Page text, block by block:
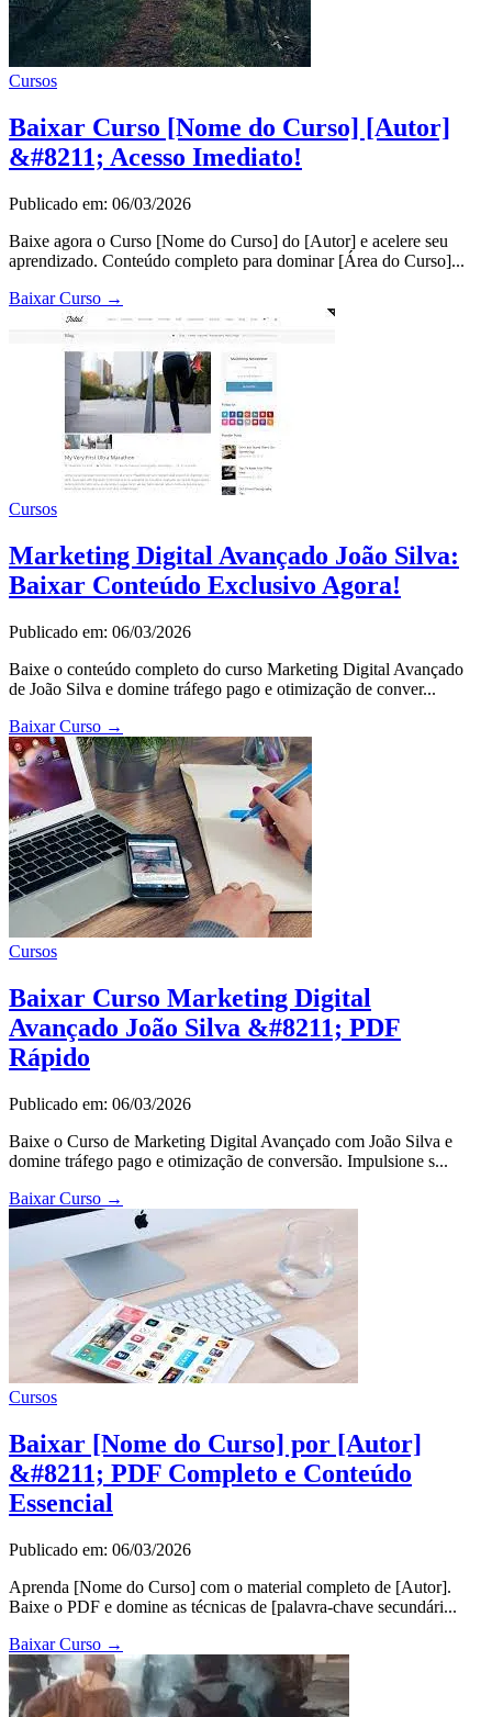
Cursos
Baixar Curso [Nome do Curso] [Autor]
&#8211; Acesso Imediato!
Publicado em: 06/03/2026
Baixe agora o Curso [Nome do Curso] do [Autor] e acelere seu
aprendizado. Conteúdo completo para dominar [Área do Curso]...
Baixar Curso →
Cursos
Marketing Digital Avançado João Silva:
Baixar Conteúdo Exclusivo Agora!
Publicado em: 06/03/2026
Baixe o conteúdo completo do curso Marketing Digital Avançado
de João Silva e domine tráfego pago e otimização de conver...
Baixar Curso →
Cursos
Baixar Curso Marketing Digital
Avançado João Silva &#8211; PDF
Rápido
Publicado em: 06/03/2026
Baixe o Curso de Marketing Digital Avançado com João Silva e
domine tráfego pago e otimização de conversão. Impulsione s...
Baixar Curso →
Cursos
Baixar [Nome do Curso] por [Autor]
&#8211; PDF Completo e Conteúdo
Essencial
Publicado em: 06/03/2026
Aprenda [Nome do Curso] com o material completo de [Autor].
Baixe o PDF e domine as técnicas de [palavra-chave secundári...
Baixar Curso →